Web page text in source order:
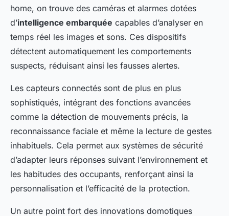
home, on trouve des caméras et alarmes dotées
d’intelligence embarquée capables d’analyser en
temps réel les images et sons. Ces dispositifs
détectent automatiquement les comportements
suspects, réduisant ainsi les fausses alertes.
Les capteurs connectés sont de plus en plus
sophistiqués, intégrant des fonctions avancées
comme la détection de mouvements précis, la
reconnaissance faciale et même la lecture de gestes
inhabituels. Cela permet aux systèmes de sécurité
d’adapter leurs réponses suivant l’environnement et
les habitudes des occupants, renforçant ainsi la
personnalisation et l’efficacité de la protection.
Un autre point fort des innovations domotiques